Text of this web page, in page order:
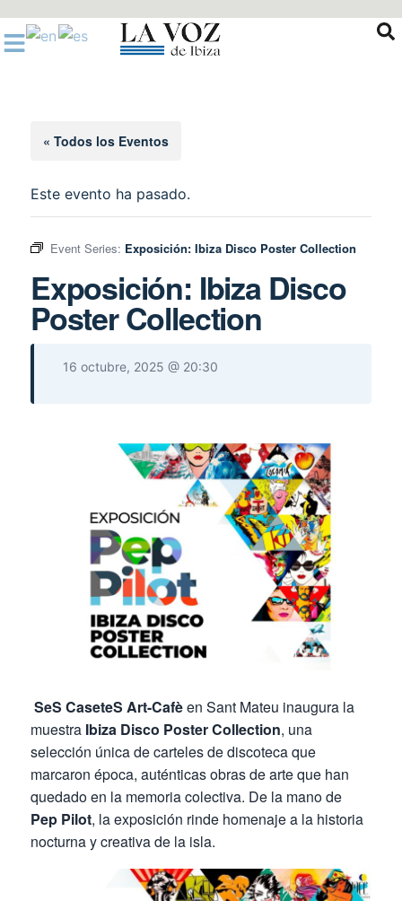
al
contenido
« Todos los Eventos
Este evento ha pasado.
Event Series: Exposición: Ibiza Disco Poster Collection
Exposición: Ibiza Disco
Poster Collection
16 octubre, 2025 @ 20:30
SeS CaseteS Art-Cafèen Sant Mateu inaugura la
muestra Ibiza Disco Poster Collection, una
selección única de carteles de discoteca que
marcaron época, auténticas obras de arte que han
quedado en la memoria colectiva. De la mano de
Pep Pilot, la exposición rinde homenaje a la historia
nocturna y creativa de la isla.